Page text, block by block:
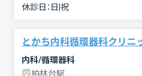
休診日： 日|祝
とかち内科循環器科クリニ
内科/循環器科
柏林台駅